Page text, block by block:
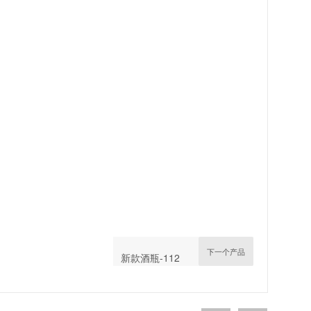
下一个产品
新款酒瓶-112